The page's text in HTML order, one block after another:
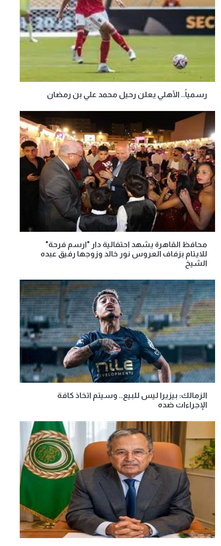
رسمياً.. الأهلي يعلن رحيل محمد علي بن رمضان
محافظ القاهرة يشهد احتفالية دار "ارسم فرحة"
للايتام بزفاف العروس نور خالد وزوجها رفيق عبده
الشيخ
الزمالك: بيزيرا ليس للبيع.. وسيتم اتخاذ كافة
الإجراءات ضده